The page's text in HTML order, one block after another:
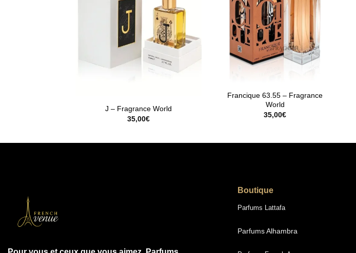
J – Fragrance World
35,00€
Francique 63.55 – Fragrance
World
35,00€
Boutique
Parfums Lattafa
Parfums Alhambra